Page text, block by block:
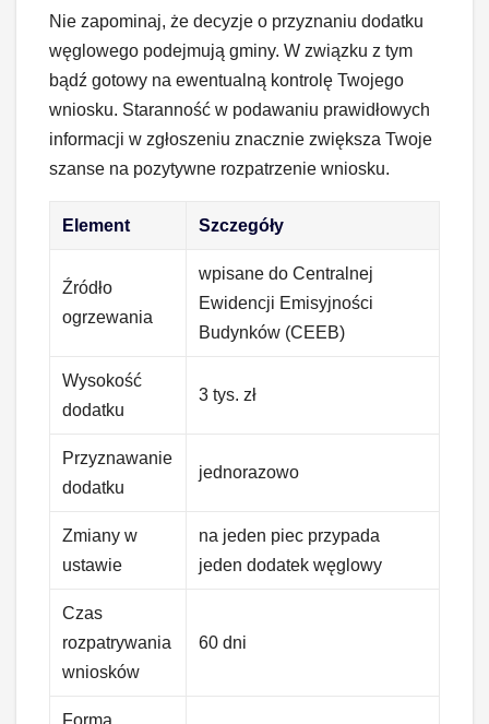
Nie zapominaj, że decyzje o przyznaniu dodatku
węglowego podejmują gminy. W związku z tym
bądź gotowy na ewentualną kontrolę Twojego
wniosku. Staranność w podawaniu prawidłowych
informacji w zgłoszeniu znacznie zwiększa Twoje
szanse na pozytywne rozpatrzenie wniosku.
Element Szczegóły
Źródło
ogrzewania
wpisane do Centralnej
Ewidencji Emisyjności
Budynków (CEEB)
Wysokość
dodatku
3 tys. zł
Przyznawanie
dodatku
jednorazowo
Zmiany w
ustawie
na jeden piec przypada
jeden dodatek węglowy
Czas
rozpatrywania
wniosków
60 dni